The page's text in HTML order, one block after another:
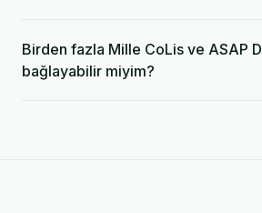
Birden fazla Mille CoLis ve ASAP
bağlayabilir miyim?